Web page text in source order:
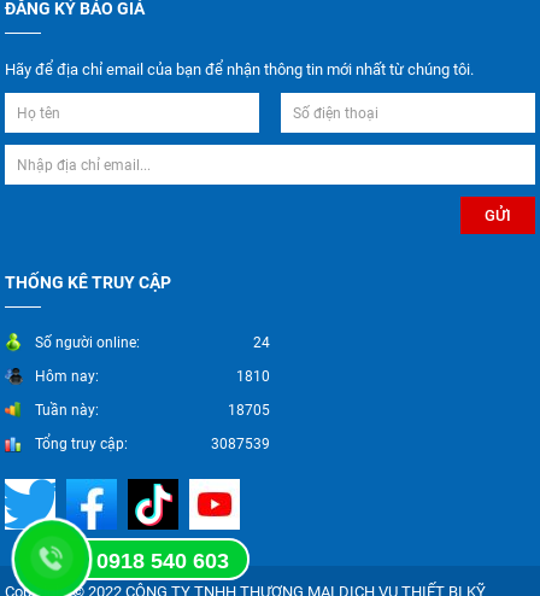
ĐĂNG KÝ BÁO GIÁ
Hãy để địa chỉ email của bạn để nhận thông tin mới nhất từ chúng tôi.
THỐNG KÊ TRUY CẬP
Số người online:
24
Hôm nay:
1810
Tuần này:
18705
Tổng truy cập:
3087539
Copyright © 2022 CÔNG TY TNHH THƯƠNG MẠI DỊCH VỤ THIẾT BỊ KỸ
0918 540 603